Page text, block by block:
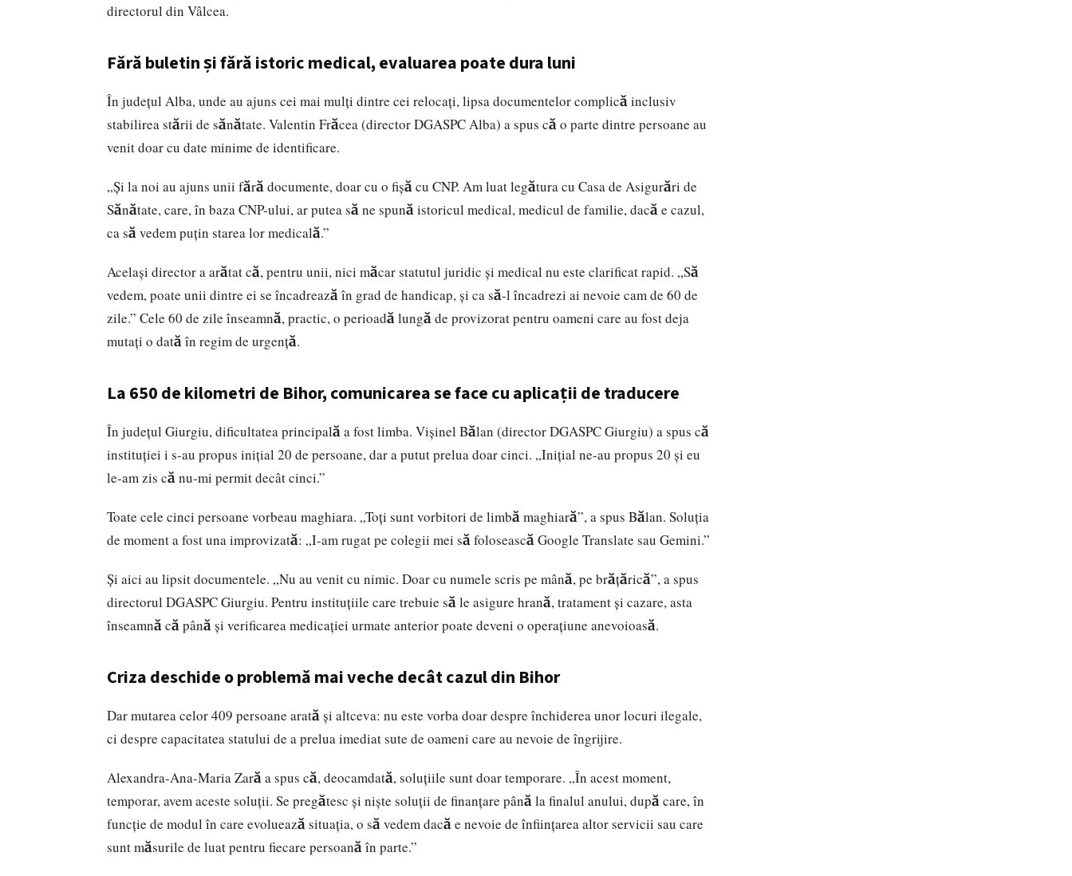
directorul din Vâlcea.
Fără buletin și fără istoric medical, evaluarea poate dura luni
În județul Alba, unde au ajuns cei mai mulți dintre cei relocați, lipsa documentelor complică inclusiv
stabilirea stării de sănătate. Valentin Frăcea (director DGASPC Alba) a spus că o parte dintre persoane au
venit doar cu date minime de identificare.
„Și la noi au ajuns unii fără documente, doar cu o fișă cu CNP. Am luat legătura cu Casa de Asigurări de
Sănătate, care, în baza CNP-ului, ar putea să ne spună istoricul medical, medicul de familie, dacă e cazul,
ca să vedem puțin starea lor medicală.”
Același director a arătat că, pentru unii, nici măcar statutul juridic și medical nu este clarificat rapid. „Să
vedem, poate unii dintre ei se încadrează în grad de handicap, și ca să-l încadrezi ai nevoie cam de 60 de
zile.” Cele 60 de zile înseamnă, practic, o perioadă lungă de provizorat pentru oameni care au fost deja
mutați o dată în regim de urgență.
La 650 de kilometri de Bihor, comunicarea se face cu aplicații de traducere
În județul Giurgiu, dificultatea principală a fost limba. Vișinel Bălan (director DGASPC Giurgiu) a spus că
instituției i s-au propus inițial 20 de persoane, dar a putut prelua doar cinci. „Inițial ne-au propus 20 și eu
le-am zis că nu-mi permit decât cinci.”
Toate cele cinci persoane vorbeau maghiara. „Toți sunt vorbitori de limbă maghiară”, a spus Bălan. Soluția
de moment a fost una improvizată: „I-am rugat pe colegii mei să folosească Google Translate sau Gemini.”
Și aici au lipsit documentele. „Nu au venit cu nimic. Doar cu numele scris pe mână, pe brățărică”, a spus
directorul DGASPC Giurgiu. Pentru instituțiile care trebuie să le asigure hrană, tratament și cazare, asta
înseamnă că până și verificarea medicației urmate anterior poate deveni o operațiune anevoioasă.
Criza deschide o problemă mai veche decât cazul din Bihor
Dar mutarea celor 409 persoane arată și altceva: nu este vorba doar despre închiderea unor locuri ilegale,
ci despre capacitatea statului de a prelua imediat sute de oameni care au nevoie de îngrijire.
Alexandra-Ana-Maria Zară a spus că, deocamdată, soluțiile sunt doar temporare. „În acest moment,
temporar, avem aceste soluții. Se pregătesc și niște soluții de finanțare până la finalul anului, după care, în
funcție de modul în care evoluează situația, o să vedem dacă e nevoie de înființarea altor servicii sau care
sunt măsurile de luat pentru fiecare persoană în parte.”